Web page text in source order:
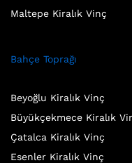
Maltepe Kiralık Vinç
Bahçe Toprağı
Beyoğlu Kiralık Vinç
Büyükçekmece Kiralık
Çatalca Kiralık Vinç
Esenler Kiralık Vinç